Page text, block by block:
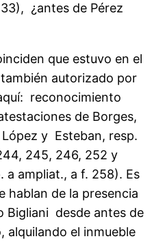
¿antes de Pérez
que estuvo en el
autorizado por
reconocimiento
de Borges,
y Esteban, resp.
245, 246, 252 y
a ampliat., a f. 258). Es
hablan de la presencia
Bigliani desde antes de
alquilando el inmueble